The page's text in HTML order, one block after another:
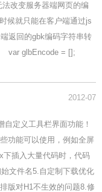
改变服务器端网页的编
候就只能在客户端通过js
返回的gbk编码字符串转
var glbEncode = [];
2012-07
定义工具栏界面功能！
功能可以使用，例如全屏
下插入大量代码时，代码
文件名5.自定制下载优化
版对H1不生效的问题8.修